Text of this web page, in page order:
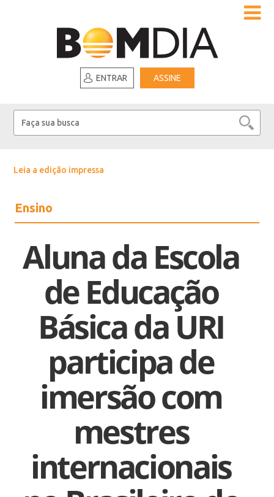
ENTRAR ASSINE
Leia a edição impressa
Ensino
Aluna da Escola
de Educação
Básica da URI
participa de
imersão com
mestres
internacionais